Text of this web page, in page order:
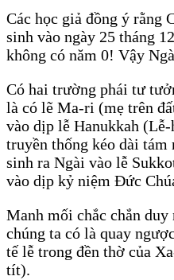
Các học giả đồng ý rằng
sinh vào ngày 25 tháng
không có năm 0! Vậy
Có hai trường phái tư
là có lẽ Ma-ri (mẹ trên
vào dịp lễ Hanukkah
truyền thống kéo dài tám
sinh ra Ngài vào lễ
vào dịp kỷ niệm Đức
Manh mối chắc chắn
chúng ta có là quay
tế lễ trong đền thờ của
tít).